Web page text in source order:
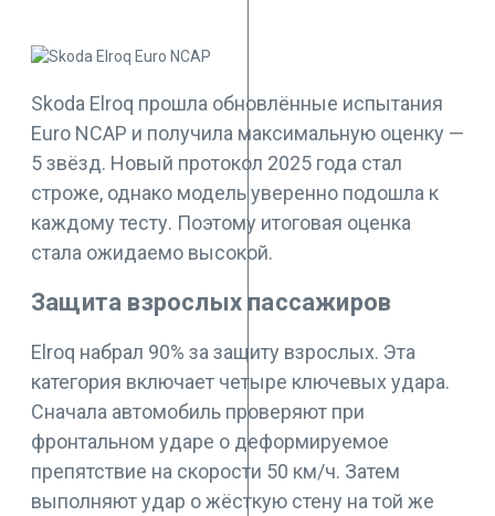
Skoda Elroq прошла обновлённые испытания
Euro NCAP и получила максимальную оценку —
5 звёзд. Новый протокол 2025 года стал
строже, однако модель уверенно подошла к
каждому тесту. Поэтому итоговая оценка
стала ожидаемо высокой.
Защита взрослых пассажиров
Elroq набрал 90% за защиту взрослых. Эта
категория включает четыре ключевых удара.
Сначала автомобиль проверяют при
фронтальном ударе о деформируемое
препятствие на скорости 50 км/ч. Затем
выполняют удар о жёсткую стену на той же